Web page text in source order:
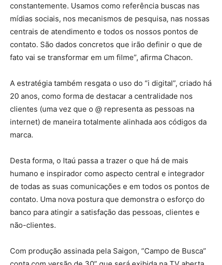
constantemente. Usamos como referência buscas nas
mídias sociais, nos mecanismos de pesquisa, nas nossas
centrais de atendimento e todos os nossos pontos de
contato. São dados concretos que irão definir o que de
fato vai se transformar em um filme”, afirma Chacon.
A estratégia também resgata o uso do “i digital”, criado há
20 anos, como forma de destacar a centralidade nos
clientes (uma vez que o @ representa as pessoas na
internet) de maneira totalmente alinhada aos códigos da
marca.
Desta forma, o Itaú passa a trazer o que há de mais
humano e inspirador como aspecto central e integrador
de todas as suas comunicações e em todos os pontos de
contato. Uma nova postura que demonstra o esforço do
banco para atingir a satisfação das pessoas, clientes e
não-clientes.
Com produção assinada pela Saigon, “Campo de Busca”